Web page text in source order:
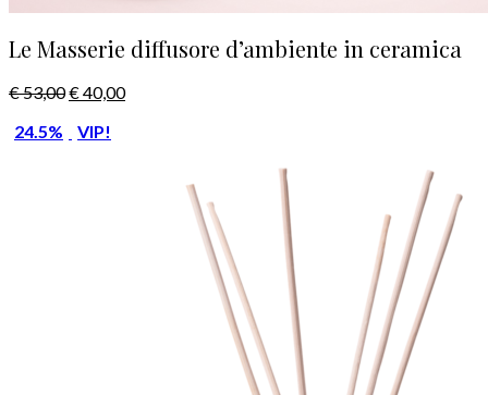
Le Masserie diffusore d’ambiente in ceramica
€53,00€40,00
24.5%
VIP!